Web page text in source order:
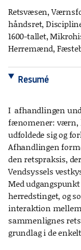
Retsvæsen,
håndsret,
1600-tallet,
Herremænd,
Resumé
I afhandlingen
fænomener: værn,
udfoldede sig og
Afhandlingen
den retspraksis,
Vendsyssels
Med
herredstinget, og
interaktion
sammenlignes
grundlag i de